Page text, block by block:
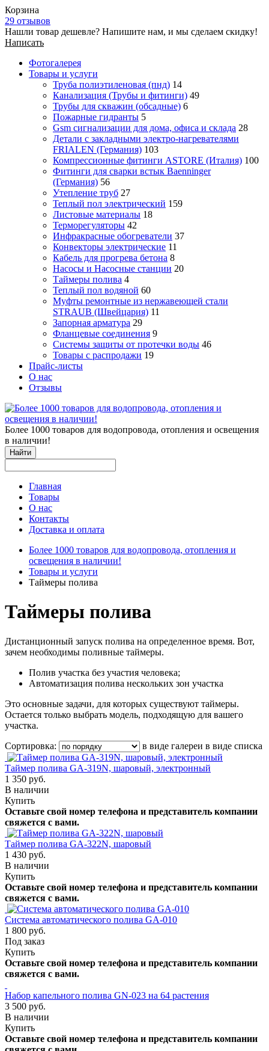
Корзина
29 отзывов
Нашли товар дешевле? Напишите нам, и мы сделаем скидку!
Написать
Фотогалерея
Товары и услуги
Труба полиэтиленовая (пнд) 14
Канализация (Трубы и фитинги) 49
Трубы для скважин (обсадные) 6
Пожарные гидранты 5
Gsm сигнализации для дома, офиса и склада 28
Детали с закладными электро-нагревателями
FRIALEN (Германия) 103
Компрессионные фитинги ASTORE (Италия) 100
Фитинги для сварки встык Baenninger
(Германия) 56
Утепление труб 27
Теплый пол электрический 159
Листовые материалы 18
Терморегуляторы 42
Инфракрасные обогреватели 37
Конвекторы электрические 11
Кабель для прогрева бетона 8
Насосы и Насосные станции 20
Таймеры полива 4
Теплый пол водяной 60
Муфты ремонтные из нержавеющей стали
STRAUB (Швейцария) 11
Запорная арматура 29
Фланцевые соединения 9
Системы защиты от протечки воды 46
Товары с распродажи 19
Прайс-листы
О нас
Отзывы
Более 1000 товаров для водопровода, отопления и освещения
в наличии!
Найти
Главная
Товары
О нас
Контакты
Доставка и оплата
Более 1000 товаров для водопровода, отопления и
освещения в наличии!
Товары и услуги
Таймеры полива
Таймеры полива
Дистанционный запуск полива на определенное время. Вот,
зачем необходимы поливные таймеры.
Полив участка без участия человека;
Автоматизация полива нескольких зон участка
Это основные задачи, для которых существуют таймеры.
Остается только выбрать модель, подходящую для вашего
участка.
Сортировка:
в виде галереи в виде списка
Таймер полива GA-319N, шаровый, электронный
1 350 руб.
В наличии
Купить
Оставьте свой номер телефона и представитель компании
свяжется с вами.
Таймер полива GA-322N, шаровый
1 430 руб.
В наличии
Купить
Оставьте свой номер телефона и представитель компании
свяжется с вами.
Система автоматического полива GA-010
1 800 руб.
Под заказ
Купить
Оставьте свой номер телефона и представитель компании
свяжется с вами.
Набор капельного полива GN-023 на 64 растения
3 500 руб.
В наличии
Купить
Оставьте свой номер телефона и представитель компании